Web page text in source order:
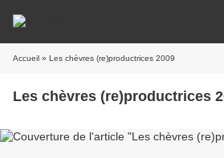
Accueil » Les chèvres (re)productrices 2009
Les chèvres (re)productrices